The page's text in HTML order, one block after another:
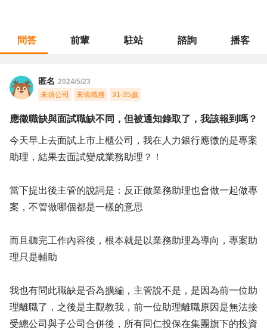
問答 前輩 駐站 諮詢 播客
匿名 2024/5/23
未填公司
未填職務 31-35歲
應徵職缺與面試職缺不同，但被通知錄取了，我該報到嗎？
今天早上去面試上市上櫃公司，我在人力銀行應徵的是專案
助理，結果去面試變成業務助理？！
當下提出後主管的說詞是：反正做業務助理也會做一起做專
案，不管做哪個都是一樣的意思
而且聽完工作內容後，根本就是以業務助理為導向，專案助
理只是輔助
我也有問此職缺是否為擴編，主管說不是，是因為前一位助
理離職了，之後是主觀教我，前一位助理離職原因是無法接
受總公司與子公司合併後，所有同仁投保在集團旗下的投資